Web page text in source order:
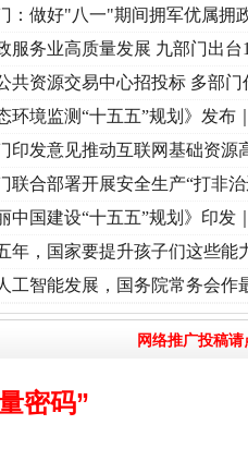
？揭秘生态调度“流量密..·[视频]廉洁文化
：做好"八一"期间拥军优属拥
服务业高质量发展 九部门出台
共资源交易中心招投标 多部门
环境监测“十五五”规划》发布
印发意见推动互联网基础资源
联合部署开展安全生产“打非
中国建设“十五五”规划》印发
年，国家要提升孩子们这些能
工智能发展，国务院常务会
网络推广投稿
密码”